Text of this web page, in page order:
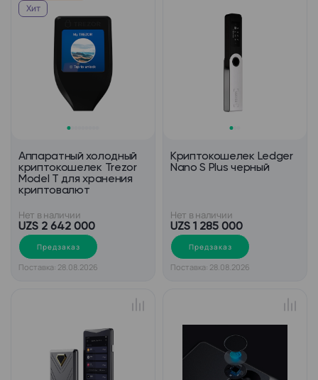
Хит
Аппаратный холодный
криптокошелек Trezor
Model T для хранения
криптовалют
Нет в наличии
UZS 2 642 000
Предзаказ
Поставка: 28.08.2026
Криптокошелек Ledger
Nano S Plus черный
Нет в наличии
UZS 1 285 000
Предзаказ
Поставка: 28.08.2026